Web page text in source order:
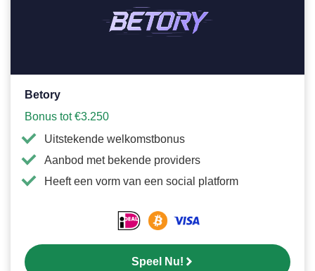
Betory
Bonus tot €3.250
Uitstekende welkomstbonus
Aanbod met bekende providers
Heeft een vorm van een social platform
Speel Nu!